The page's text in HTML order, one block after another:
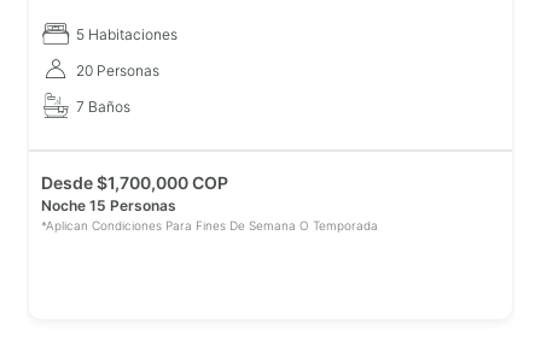
5 Habitaciones
20 Personas
7 Baños
Desde$1,700,000 COP
Noche 15 Personas
*Aplican Condiciones Para Fines De Semana O Temporada